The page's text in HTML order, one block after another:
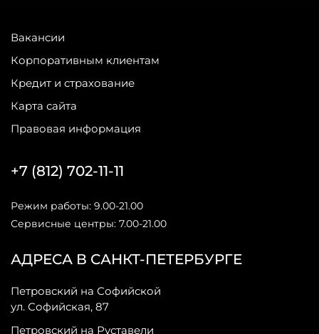
Вакансии
Корпоративным клиентам
Кредит и страхование
Карта сайта
Правовая информация
АДРЕСА В САНКТ-ПЕТЕРБУРГЕ
Петровский на Софийской
ул. Софийская, 87
Петровский на Руставели
+7 (812) 702-11-11
Режим работы: 9.00-21.00
Сервисные центры: 7.00-21.00